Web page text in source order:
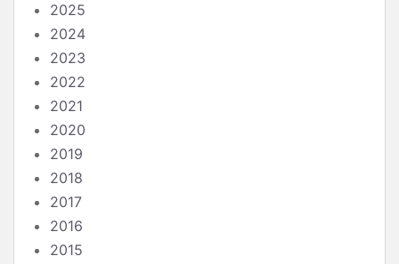
2025
2024
2023
2022
2021
2020
2019
2018
2017
2016
2015